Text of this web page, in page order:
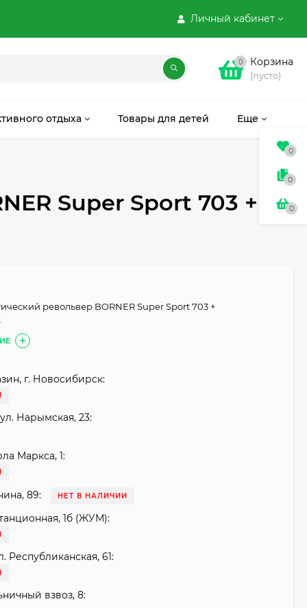
Личный кабинет
0 Корзина
(пусто)
отдыха Товары для детей Еще
Super Sport 703 +
револьвер BORNER Super Sport 703 +
г. Новосибирск:
Нарымская, 23:
Маркса, 1:
89: НЕТ В НАЛИЧИИ
1б (ЖУМ):
Республиканская, 61:
взвоз, 8:
0
0
0